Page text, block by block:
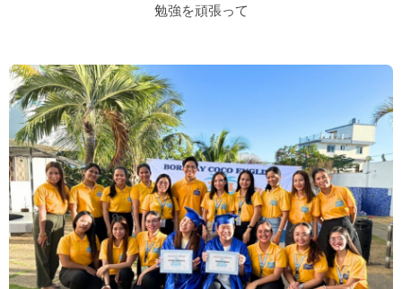
勉強を頑張って